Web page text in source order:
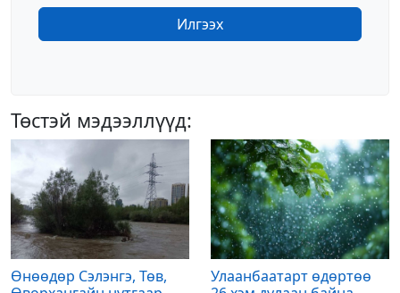
Илгээх
Төстэй мэдээллүүд:
Өнөөдөр Сэлэнгэ, Төв,
Улаанбаатарт өдөртөө